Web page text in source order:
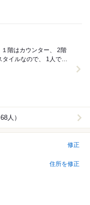
人）
修正
住所を修正